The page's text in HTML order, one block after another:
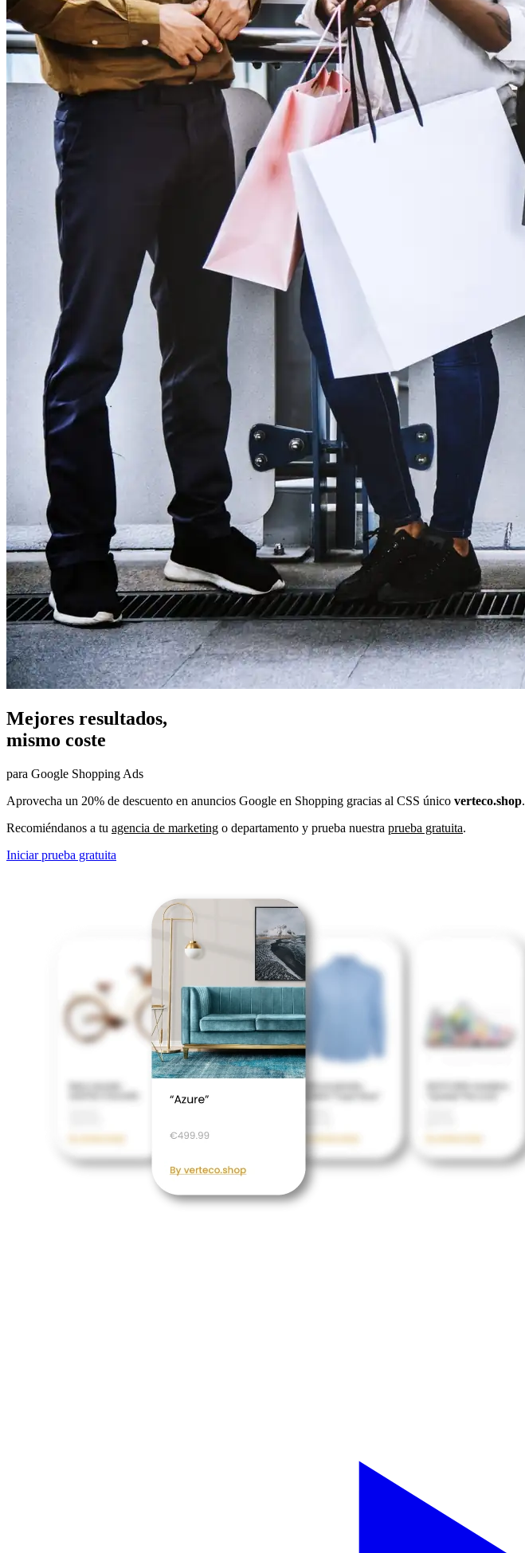
Mejores resultados,
mismo coste
para Google Shopping Ads
Aprovecha un 20% de descuento en anuncios Google en Shopping gracias al CSS único verteco.shop.
Recomiéndanos a tu agencia de marketing o departamento y prueba nuestra prueba gratuita.
Iniciar prueba gratuita